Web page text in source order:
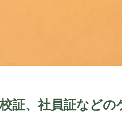
証、社員証などの